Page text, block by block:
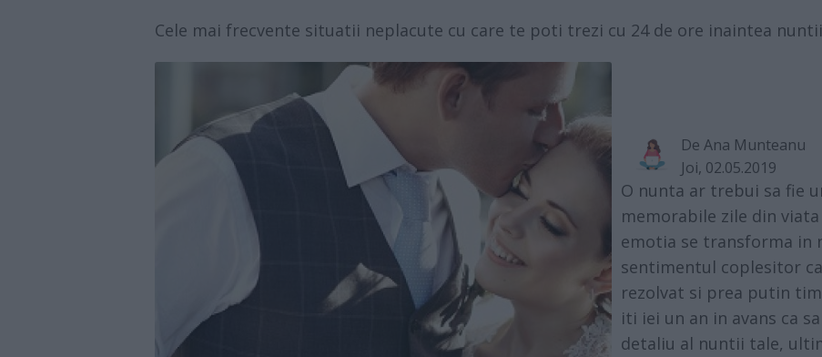
Cele mai frecvente situatii neplacute cu care te poti trezi cu 24 de ore inaintea nuntii
De Ana Munteanu
Joi, 02.05.2019
O nunta ar trebui sa fie
memorabile zile din
emotia se transforma in
sentimentul coplesitor
rezolvat si prea putin
iti iei un an in avans ca
detaliu al nuntii tale,